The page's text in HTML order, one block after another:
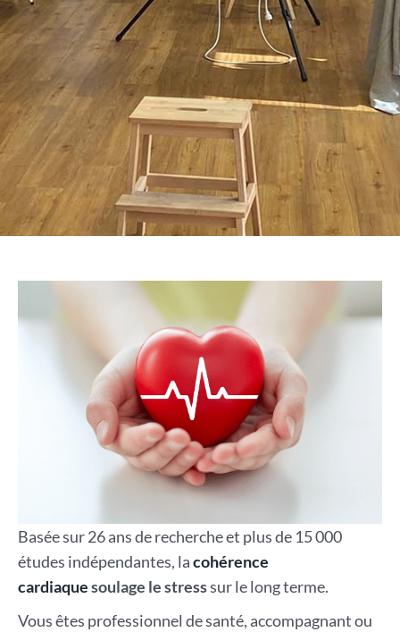
Basée sur 26 ans de recherche et plus de 15 000
études indépendantes, lacohérence
cardiaquesoulage le stresssur le long terme.
Vous êtes professionnel de santé, accompagnant ou